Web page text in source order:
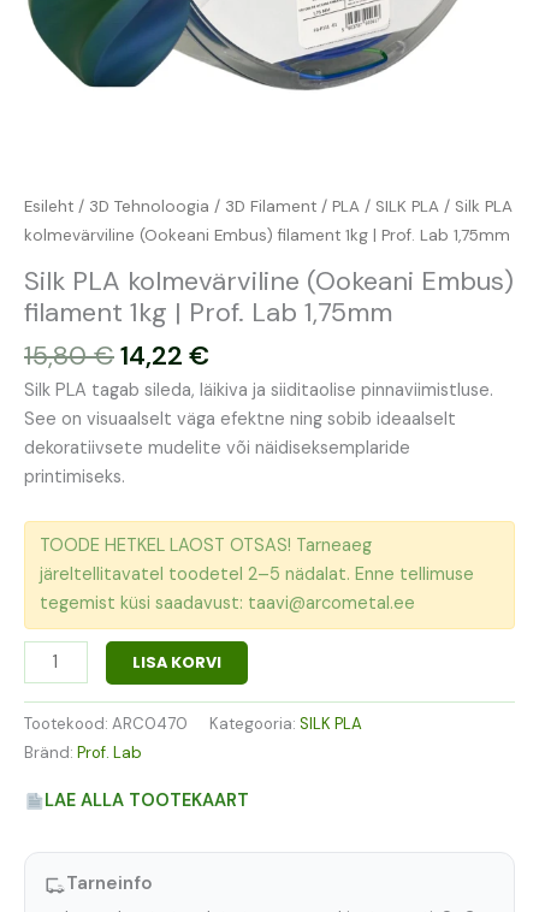
Esileht / 3D Tehnoloogia / 3D Filament / PLA / SILK PLA / Silk PLA
kolmevärviline (Ookeani Embus) filament 1kg | Prof. Lab 1,75mm
Silk PLA kolmevärviline (Ookeani Embus)
filament 1kg | Prof. Lab 1,75mm
15,80€14,22 €
Silk PLA tagab sileda, läikiva ja siiditaolise pinnaviimistluse.
See on visuaalselt väga efektne ning sobib ideaalselt
dekoratiivsete mudelite või näidiseksemplaride
printimiseks.
TOODE HETKEL LAOST OTSAS! Tarneaeg
järeltellitavatel toodetel 2–5 nädalat. Enne tellimuse
tegemist küsi saadavust: taavi@arcometal.ee
LISA KORVI
Tootekood: ARC0470 Kategooria: SILK PLA
Bränd: Prof. Lab
LAE ALLA TOOTEKAART
Tarneinfo